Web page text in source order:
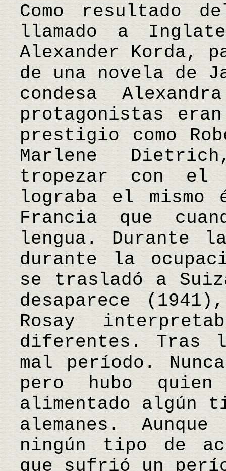
Como resultado
llamado a
Alexander Korda,
de una novela de
condesa
protagonistas
prestigio como
Marlene
tropezar con el
lograba el mismo
Francia que
lengua. Durante
durante la
se trasladó a
desaparece
Rosay
diferentes. Tras
mal período.
pero hubo
alimentado algún
alemanes.
ningún tipo de
que sufrió un